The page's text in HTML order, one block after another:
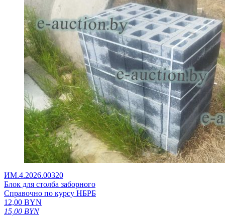
ИМ.4.2026.00320
Блок для столба заборного
Справочно по курсу НБРБ
12,00 BYN
15,00 BYN